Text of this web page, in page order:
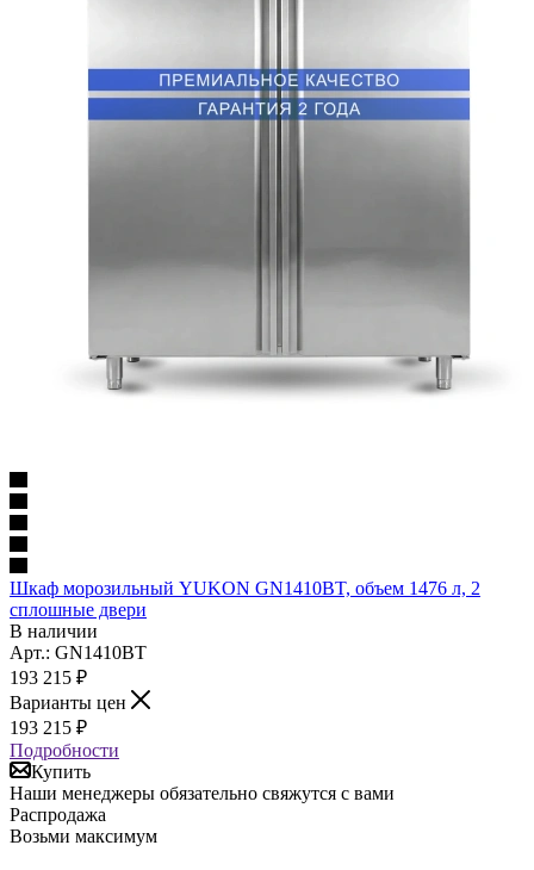
Шкаф морозильный YUKON GN1410BT, объем 1476 л, 2
сплошные двери
В наличии
Арт.: GN1410BT
193 215 ₽
Варианты цен
193 215 ₽
Подробности
Купить
Наши менеджеры обязательно свяжутся с вами
Распродажа
Возьми максимум